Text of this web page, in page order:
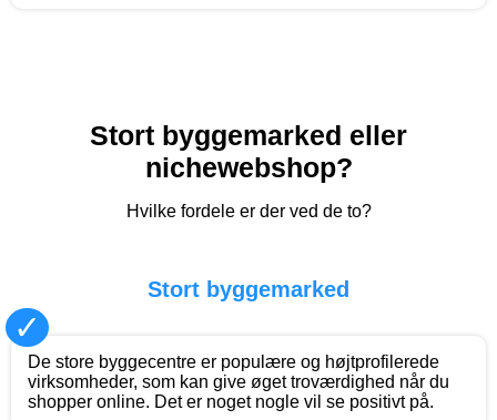
Stort byggemarked eller
nichewebshop?
Hvilke fordele er der ved de to?
Stort byggemarked
✓
De store byggecentre er populære og højtprofilerede
virksomheder, som kan give øget troværdighed når du
shopper online. Det er noget nogle vil se positivt på.